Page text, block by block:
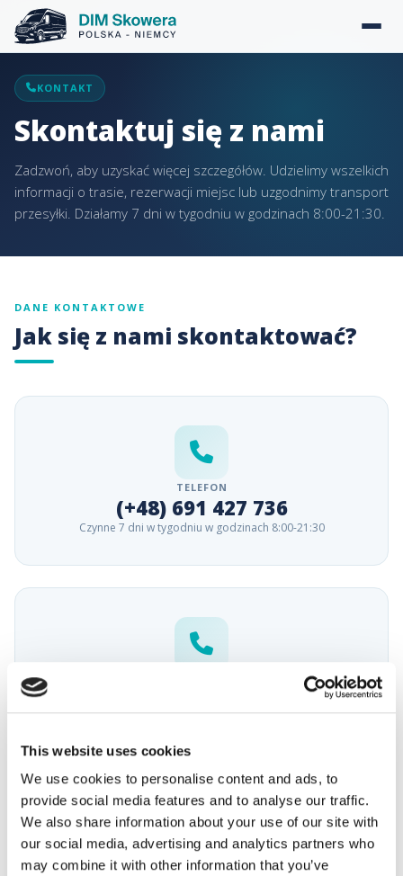
This website uses cookies
We use cookies to personalise content and ads, to
provide social media features and to analyse our traffic.
We also share information about your use of our site with
our social media, advertising and analytics partners who
may combine it with other information that you’ve
KONTAKT
Skontaktuj się z nami
Zadzwoń, aby uzyskać więcej szczegółów. Udzielimy wszelkich
informacji o trasie, rezerwacji miejsc lub uzgodnimy transport
przesyłki. Działamy 7 dni w tygodniu w godzinach 8:00-21:30.
DANE KONTAKTOWE
Jak się z nami skontaktować?
TELEFON
(+48) 691 427 736
Czynne 7 dni w tygodniu w godzinach 8:00-21:30
ADRES